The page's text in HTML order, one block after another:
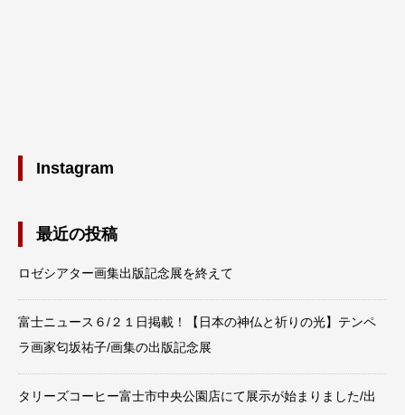
Instagram
最近の投稿
ロゼシアター画集出版記念展を終えて
富士ニュース６/２１日掲載！【日本の神仏と祈りの光】テンペ
ラ画家匂坂祐子/画集の出版記念展
タリーズコーヒー富士市中央公園店にて展示が始まりました/出